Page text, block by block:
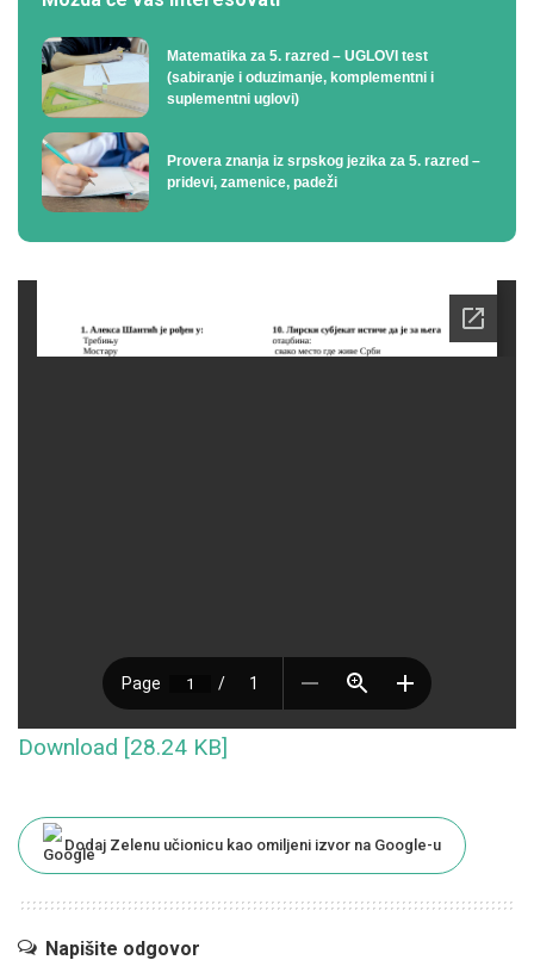
Matematika za 5. razred – UGLOVI test
(sabiranje i oduzimanje, komplementni i
suplementni uglovi)
Provera znanja iz srpskog jezika za 5. razred –
pridevi, zamenice, padeži
Download [28.24 KB]
Dodaj Zelenu učionicu kao omiljeni izvor na Google-u
Napišite odgovor